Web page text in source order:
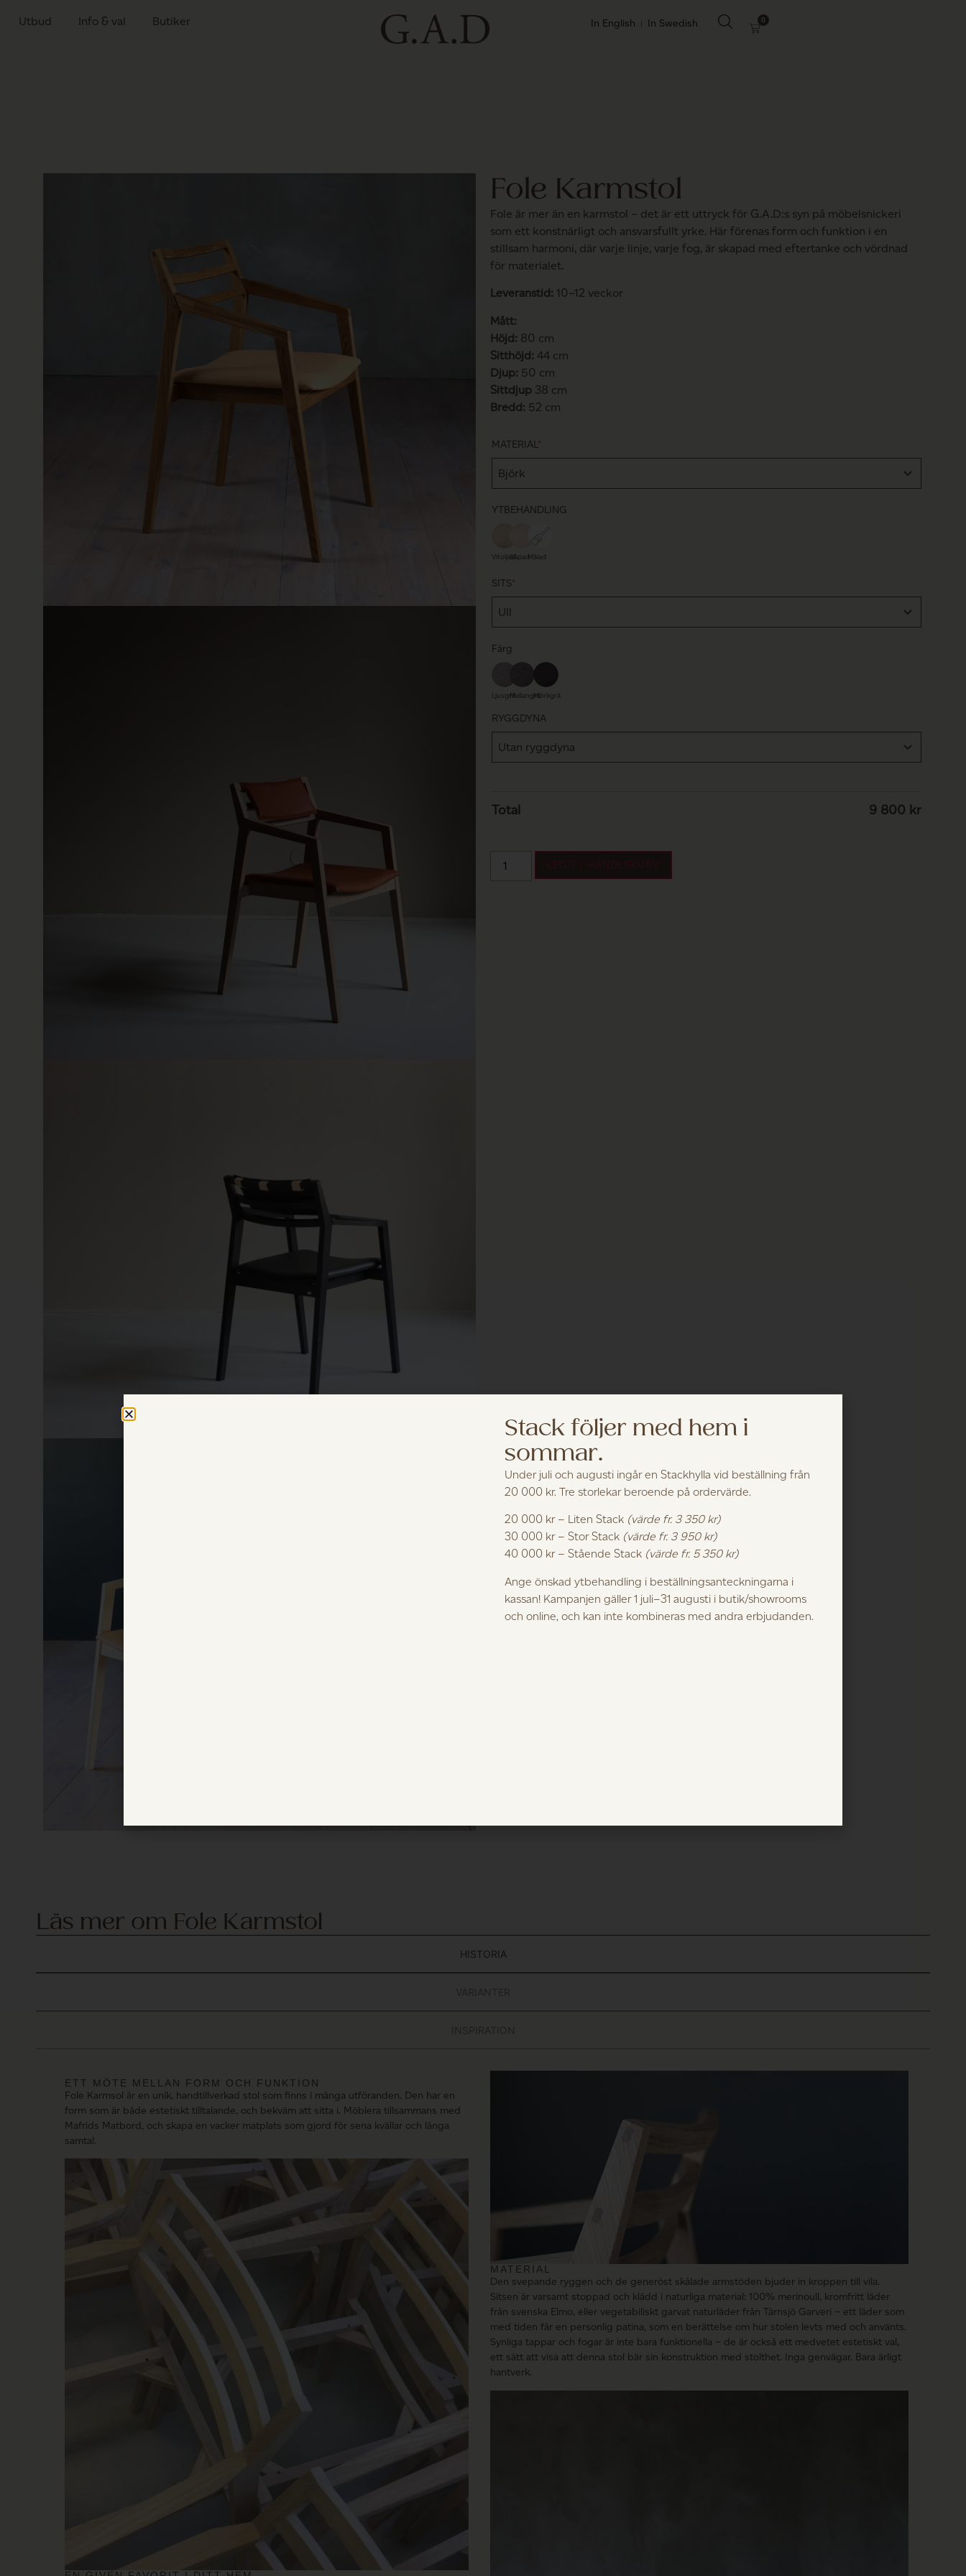
Utbud Info & val Butiker In English In Swedish 0
Fole Karmstol
Fole är mer än en karmstol – det är ett uttryck för G.A.D:s syn på möbelsnickeri
som ett konstnärligt och ansvarsfullt yrke. Här förenas form och funktion i en
stillsam harmoni, där varje linje, varje fog, är skapad med eftertanke och vördnad
för materialet.
Leveranstid: 10–12 veckor
Mått:
Höjd: 80 cm
Sitthöjd: 44 cm
Djup: 50 cm
Sittdjup 38 cm
Bredd: 52 cm
MATERIAL*
YTBEHANDLING
VitoljadSåpadMålad
SITS*
Färg
LjusgråMellangråMörkgrå
RYGGDYNA
Total 9 800 kr
LEGG I HANDLEKURV
Läs mer om Fole Karmstol
HISTORIA
ETT MÖTE MELLAN FORM OCH FUNKTION
Fole Karmsol är en unik, handtillverkad stol som finns i många utföranden. Den har en
form som är både estetiskt tilltalande, och bekväm att sitta i. Möblera tillsammans med
Mafrids Matbord, och skapa en vacker matplats som gjord för sena kvällar och långa
samtal.
MATERIAL
Den svepande ryggen och de generöst skålade armstöden bjuder in kroppen till vila.
Sitsen är varsamt stoppad och klädd i naturliga material: 100% merinoull, kromfritt läder
från svenska Elmo, eller vegetabiliskt garvat naturläder från Tärnsjö Garveri – ett läder som
med tiden får en personlig patina, som en berättelse om hur stolen levts med och använts.
Synliga tappar och fogar är inte bara funktionella – de är också ett medvetet estetiskt val,
ett sätt att visa att denna stol bär sin konstruktion med stolthet. Inga genvägar. Bara ärligt
hantverk.
Stack följer med hem i
sommar.
Under juli och augusti ingår en Stackhylla vid beställning från
20 000 kr. Tre storlekar beroende på ordervärde.
20 000 kr – Liten Stack (värde fr. 3 350 kr)
30 000 kr – Stor Stack (värde fr. 3 950 kr)
40 000 kr – Stående Stack (värde fr. 5 350 kr)
Ange önskad ytbehandling i beställningsanteckningarna i
kassan! Kampanjen gäller 1 juli–31 augusti i butik/showrooms
och online, och kan inte kombineras med andra erbjudanden.